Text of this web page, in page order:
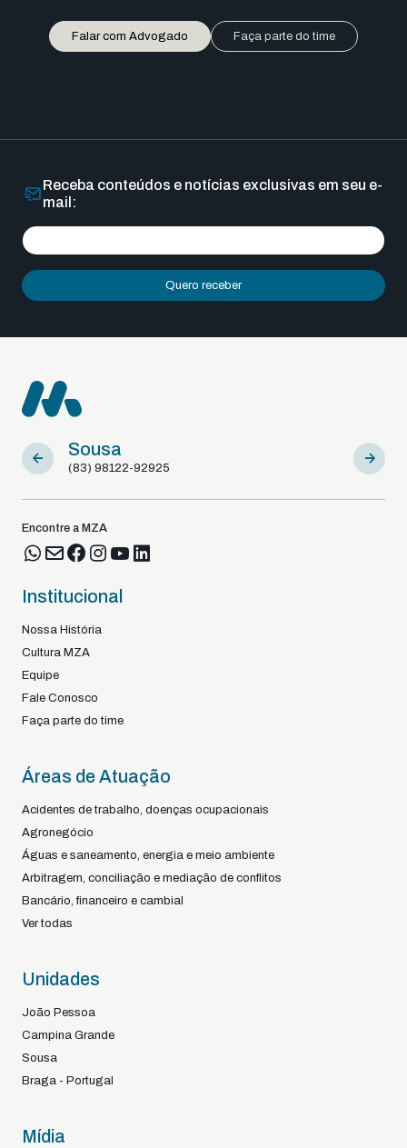
Falar com Advogado Faça parte do time
Receba conteúdos e notícias exclusivas em seu e-
mail:
Quero receber
Sousa
(83) 98122-92925
Braga
+351
Encontre a MZA
Institucional
Nossa História
Cultura MZA
Equipe
Fale Conosco
Faça parte do time
Áreas de Atuação
Acidentes de trabalho, doenças ocupacionais
Agronegócio
Águas e saneamento, energia e meio ambiente
Arbitragem, conciliação e mediação de conflitos
Bancário, financeiro e cambial
Ver todas
Unidades
João Pessoa
Campina Grande
Sousa
Braga - Portugal
Mídia